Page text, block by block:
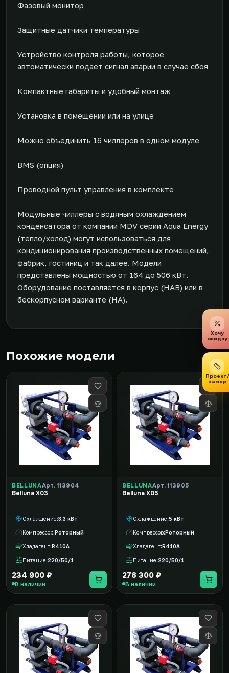
Фазовый монитор
Защитные датчики температуры
Устройство контроля работы, которое
автоматически подает сигнал аварии в случае сбоя
Компактные габариты и удобный монтаж
Установка в помещении или на улице
Можно объединить 16 чиллеров в одном модуле
BMS (опция)
Проводной пульт управления в комплекте
Модульные чиллеры с водяным охлаждением
конденсатора от компании MDV серии Aqua Energy
(тепло/холод) могут использоваться для
кондиционирования производственных помещений,
фабрик, гостиниц и так далее. Модели
представлены мощностью от 164 до 506 кВт.
Оборудование поставляется в корпус (HAB) или в
бескорпусном варианте (HA).
Похожие модели
BELLUNAАрт. 113904
Belluna X03
Охлаждение 3,3 кВт
Компрессор Роторный
Хладагент R410A
Питание 220/50/1
234 900 ₽
В наличии
BELLUNAАрт. 113905
Belluna X05
Охлаждение 5 кВт
Компрессор Роторный
Хладагент R410A
Питание 220/50/1
278 300 ₽
В наличии
Хочу
скидку
Проект/
замер